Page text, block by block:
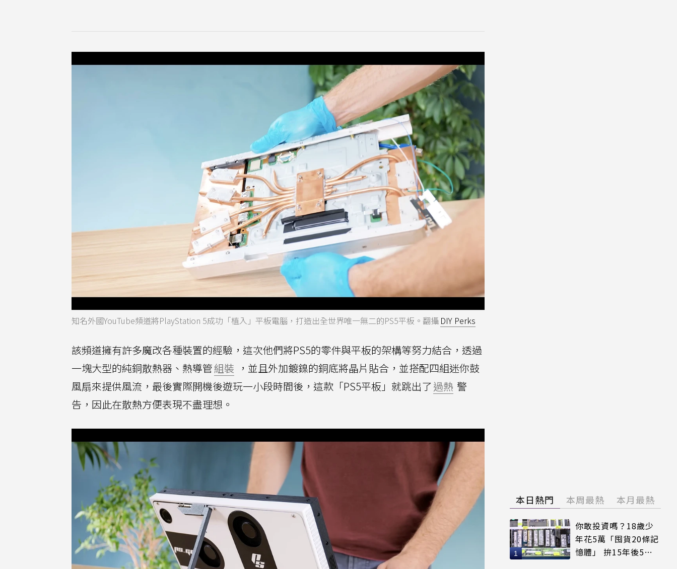
知名外國YouTube頻道將PlayStation 5成功「植入」平板電腦，打造出全世界唯一無二的PS5平板。翻攝 DIY Perks
該頻道擁有許多魔改各種裝置的經驗，這次他們將PS5的零件與平板的架構等努力結合，透過
一塊大型的純銅散熱器、熱導管組裝 ，並且外加鍍鎳的銅底將晶片貼合，並搭配四組迷你鼓
風扇來提供風流，最後實際開機後遊玩一小段時間後，這款「PS5平板」就跳出了過熱 警
告，因此在散熱方便表現不盡理想。
本日熱門 本周最熱 本月最熱
你敢投資嗎？18歲少
年花5萬「囤貨20條記
憶體」 拚15年後5倍